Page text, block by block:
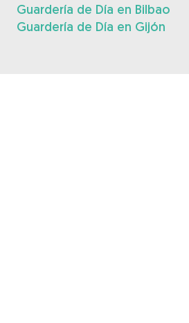
Guardería de Día en Bilbao
Guardería de Día en Gijón